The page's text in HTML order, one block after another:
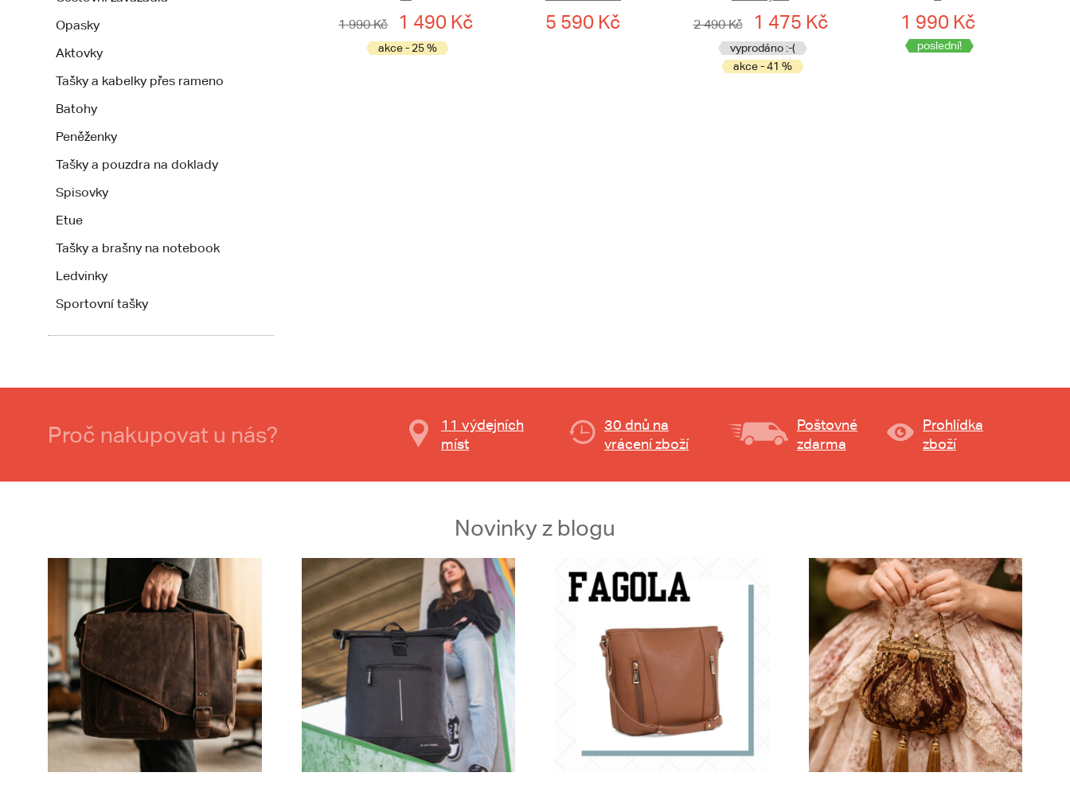
Opasky
Aktovky
Tašky a kabelky přes rameno
Batohy
Peněženky
Tašky a pouzdra na doklady
Spisovky
Etue
Tašky a brašny na notebook
Ledvinky
Sportovní tašky
1 990 Kč
1 490 Kč
akce - 25 %
5 590 Kč
2 490 Kč
1 475 Kč
vyprodáno :-(
akce - 41 %
1 990 Kč
poslední!
Proč nakupovat u nás?
11 výdejních
míst
30 dnů na
vrácení zboží
Poštovné
zdarma
Prohlídka
zboží
Novinky z blogu